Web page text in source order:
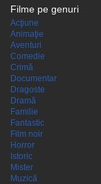
Filme pe genuri
Acţiune
Animaţie
Aventuri
Comedie
Crimă
Documentar
Dragoste
Dramă
Familie
Fantastic
Film noir
Horror
Istoric
Mister
Muzică